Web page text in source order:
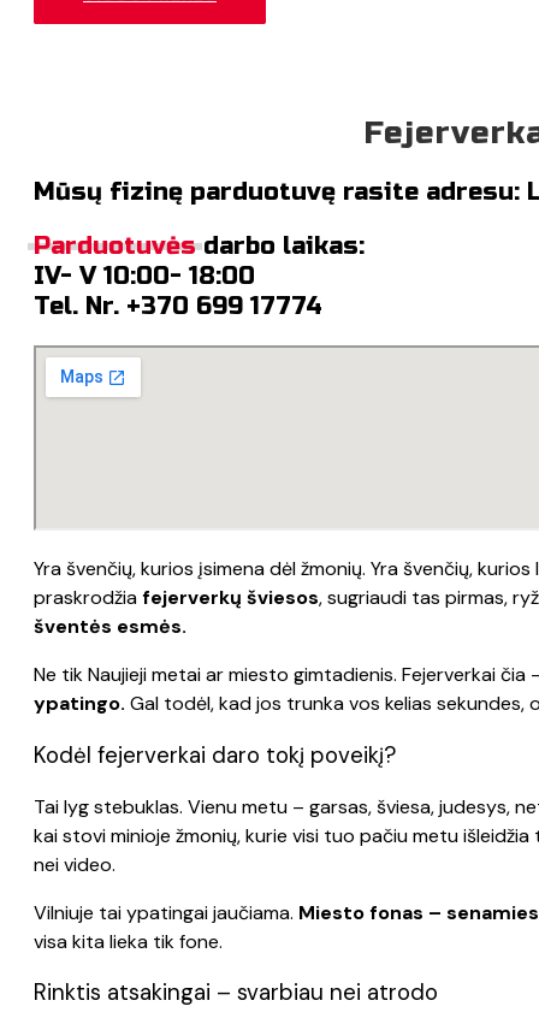
Mūsų fizinę parduotuvę rasite adresu:
Parduotuvėsdarbo laikas:
IV- V 10:00- 18:00
Tel. Nr. +370 699 17774
Yra švenčių, kurios įsimena dėl žmonių. Yra švenčių,
praskrodžiafejerverkų šviesos, sugriaudi tas pirmas,
šventės esmės.
Ne tik Naujieji metai ar miesto gimtadienis. Fejerverkai
ypatingo. Gal todėl, kad jos trunka vos kelias sekundes,
Kodėl fejerverkai daro tokį poveikį?
Tai lyg stebuklas. Vienu metu – garsas, šviesa, judesys,
kai stovi minioje žmonių, kurie visi tuo pačiu metu
nei video.
Vilniuje tai ypatingai jaučiama. Miesto fonas –
visa kita lieka tik fone.
Rinktis atsakingai – svarbiau nei atrodo